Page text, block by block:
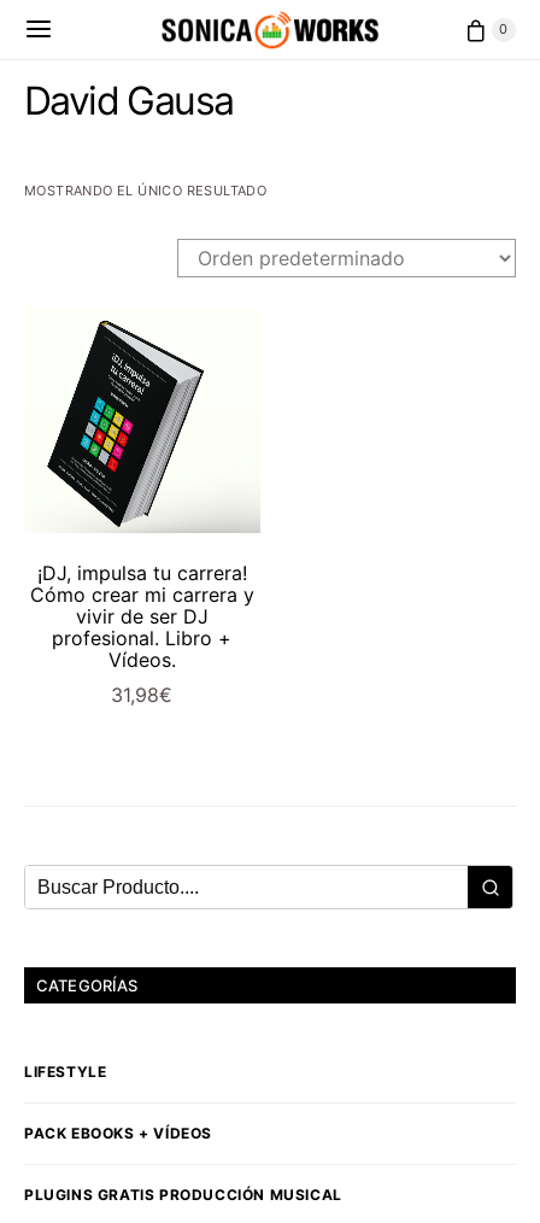
0
David Gausa
MOSTRANDO EL ÚNICO RESULTADO
AÑADIR AL CARRITO
¡DJ, impulsa tu carrera!
Cómo crear mi carrera y
vivir de ser DJ
profesional. Libro +
Vídeos.
31,98€
CATEGORÍAS
LIFESTYLE
PACK EBOOKS + VÍDEOS
PLUGINS GRATIS PRODUCCIÓN MUSICAL